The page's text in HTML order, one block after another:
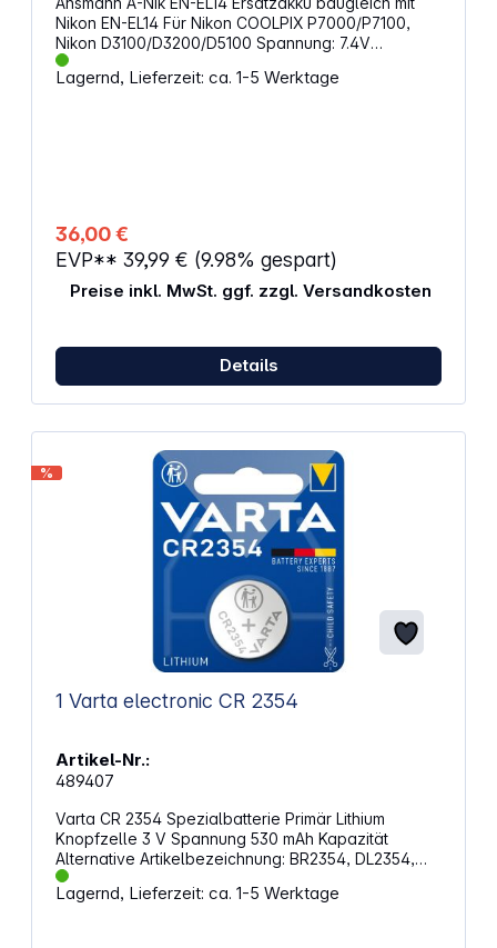
Nikon EN-EL14 Für Nikon COOLPIX P7000/P7100,
Nikon D3100/D3200/D5100 Spannung: 7.4V
Kapazität: 1000mAh Passend für:NikonCOOLPIX
P7000, COOLPIX P7100, D3100, D3200, D5100
Lagernd, Lieferzeit: ca. 1-5 Werktage
36,00 €
EVP** 39,99 € (9.98% gespart)
Preise inkl. MwSt. ggf. zzgl. Versandkosten
Details
%
1 Varta electronic CR 2354
Artikel-Nr.:
489407
Varta CR 2354 Spezialbatterie Primär Lithium
Knopfzelle 3 V Spannung 530 mAh Kapazität
Alternative Artikelbezeichnung: BR2354, DL2354,
ECR2354, KCR2354, KL2354, KECR2354, LM2354
Lagernd, Lieferzeit: ca. 1-5 Werktage